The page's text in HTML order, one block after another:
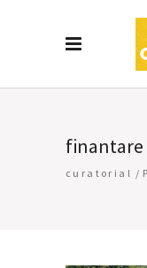
finantare
curatorial /